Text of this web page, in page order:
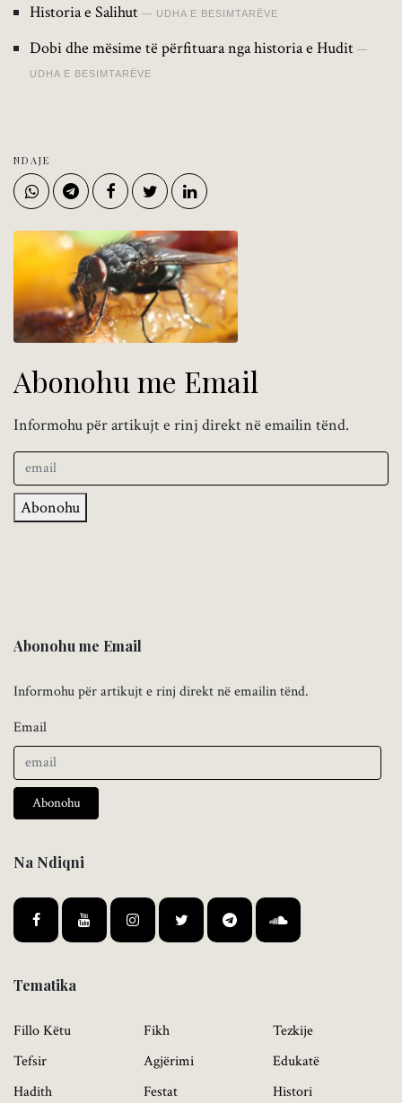
Historia e Salihut UDHA E BESIMTARËVE
Dobi dhe mësime të përfituara nga historia e Hudit
UDHA E BESIMTARËVE
NDAJE
Abonohu me Email
Informohu për artikujt e rinj direkt në emailin tënd.
Abonohu
Abonohu me Email
Informohu për artikujt e rinj direkt në emailin tënd.
Email
Abonohu
Na Ndiqni
Tematika
Fillo Këtu
Tefsir
Hadith
Fikh
Agjërimi
Festat
Tezkije
Edukatë
Histori